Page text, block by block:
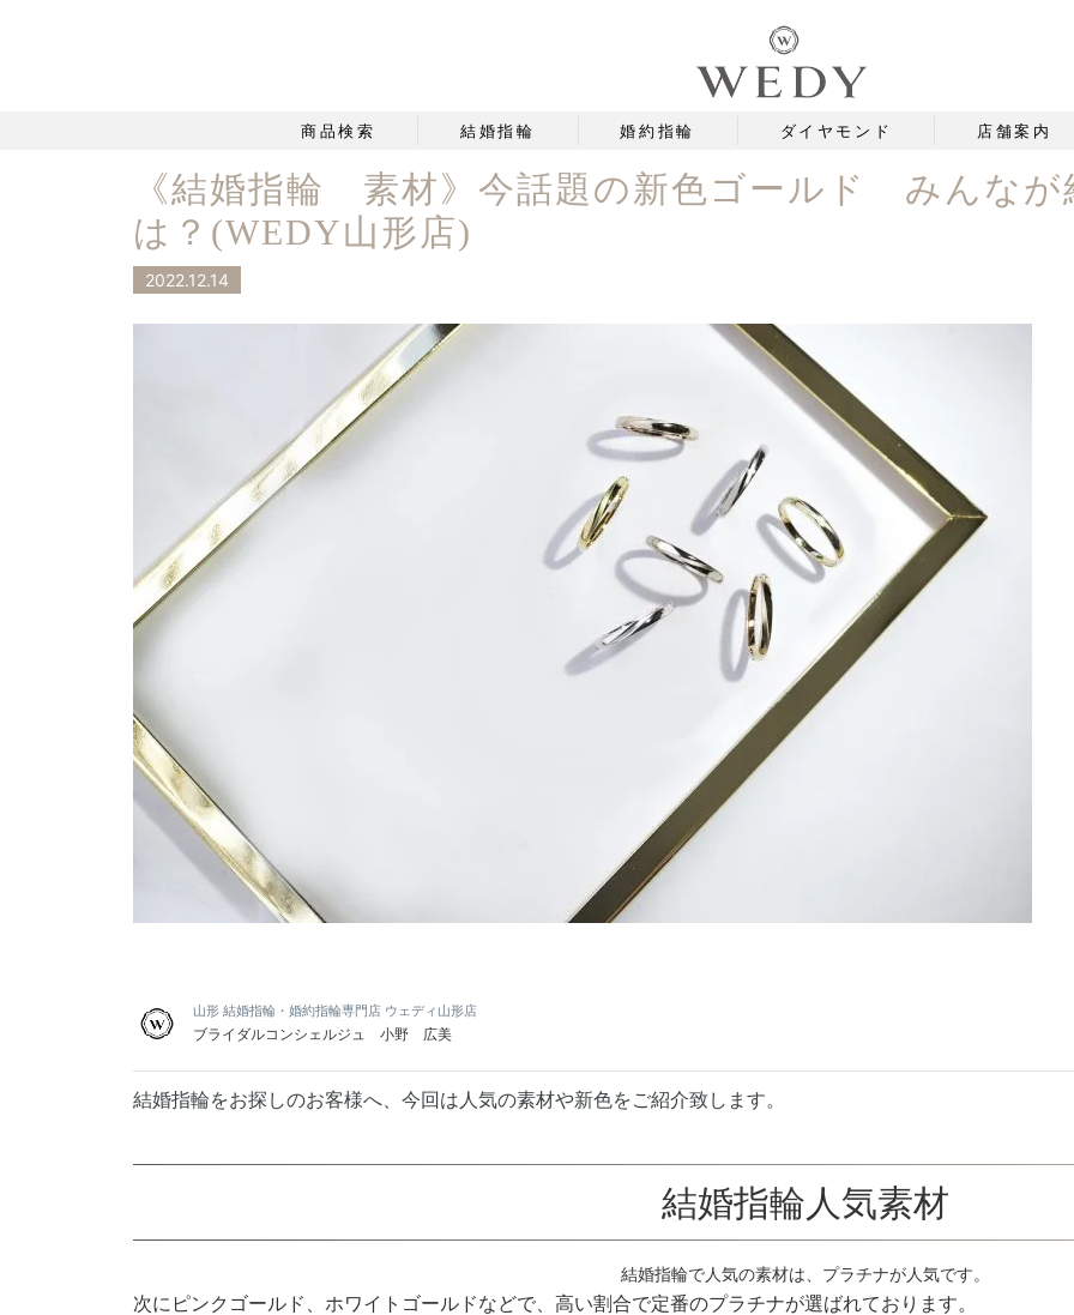
商品検索 結婚指輪 婚約指輪 ダイヤモンド 店舗案内
《結婚指輪 素材》今話題の新色ゴールド みんなが
は？(WEDY山形店)
2022.12.14
山形 結婚指輪・婚約指輪専門店 ウェディ山形店
ブライダルコンシェルジュ 小野 広美
結婚指輪をお探しのお客様へ、今回は人気の素材や新色をご紹介致します。
結婚指輪人気素材
結婚指輪で人気の素材は、プラチナが人気です。
次にピンクゴールド、ホワイトゴールドなどで、高い割合で定番のプラチナが選ばれております。